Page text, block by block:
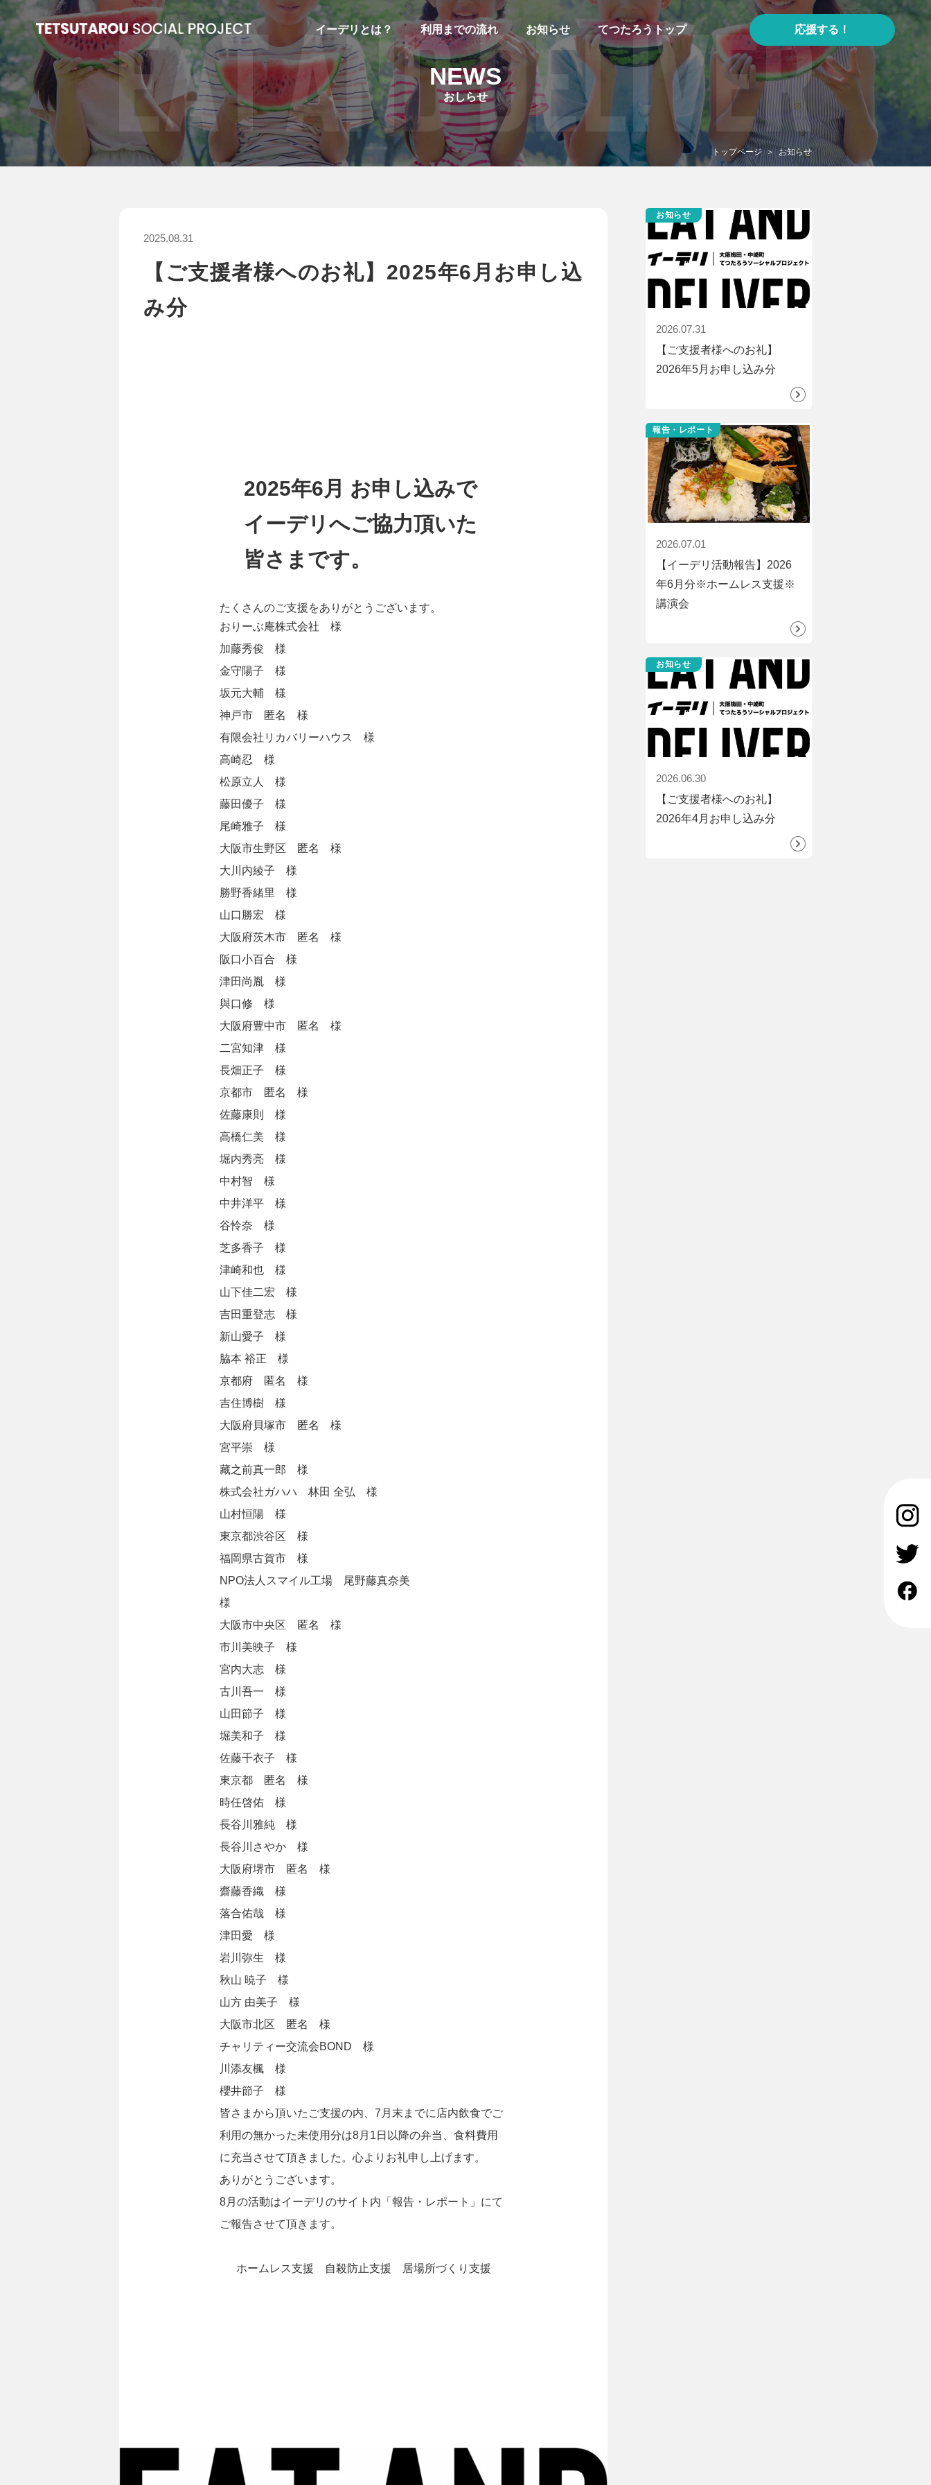
イーデリとは？ 利用までの流れ お知らせ てつたろうトップ 応援する！
NEWS
おしらせ
トップページ お知らせ
2025.08.31
【ご支援者様へのお礼】2025年6月お申し込
み分
2025年6月 お申し込みで
イーデリへご協力頂いた
皆さまです。
たくさんのご支援をありがとうございます。
おりーぶ庵株式会社 様
加藤秀俊 様
金守陽子 様
坂元大輔 様
神戸市 匿名 様
有限会社リカバリーハウス 様
高崎忍 様
松原立人 様
藤田優子 様
尾崎雅子 様
大阪市生野区 匿名 様
大川内綾子 様
勝野香緒里 様
山口勝宏 様
大阪府茨木市 匿名 様
阪口小百合 様
津田尚胤 様
與口修 様
大阪府豊中市 匿名 様
二宮知津 様
長畑正子 様
京都市 匿名 様
佐藤康則 様
高橋仁美 様
堀内秀亮 様
中村智 様
中井洋平 様
谷怜奈 様
芝多香子 様
津崎和也 様
山下佳二宏 様
吉田重登志 様
新山愛子 様
脇本 裕正 様
京都府 匿名 様
吉住博樹 様
大阪府貝塚市 匿名 様
宮平崇 様
藏之前真一郎 様
株式会社ガハハ 林田 全弘 様
山村恒陽 様
東京都渋谷区 様
福岡県古賀市 様
NPO法人スマイル工場 尾野藤真奈美
様
大阪市中央区 匿名 様
市川美映子 様
宮内大志 様
古川吾一 様
山田節子 様
堀美和子 様
佐藤千衣子 様
東京都 匿名 様
時任啓佑 様
長谷川雅純 様
長谷川さやか 様
大阪府堺市 匿名 様
齋藤香織 様
落合佑哉 様
津田愛 様
岩川弥生 様
秋山 暁子 様
山方 由美子 様
大阪市北区 匿名 様
チャリティー交流会BOND 様
川添友楓 様
櫻井節子 様
皆さまから頂いたご支援の内、7月末までに店内飲食でご
利用の無かった未使用分は8月1日以降の弁当、食料費用
に充当させて頂きました。心よりお礼申し上げます。
ありがとうございます。
8月の活動はイーデリのサイト内「報告・レポート」にて
ご報告させて頂きます。
ホームレス支援 自殺防止支援 居場所づくり支援
お知らせ
2026.07.31
【ご支援者様へのお礼】
2026年5月お申し込み分
報告・レポート
2026.07.01
【イーデリ活動報告】2026
年6月分※ホームレス支援※
講演会
お知らせ
2026.06.30
【ご支援者様へのお礼】
2026年4月お申し込み分